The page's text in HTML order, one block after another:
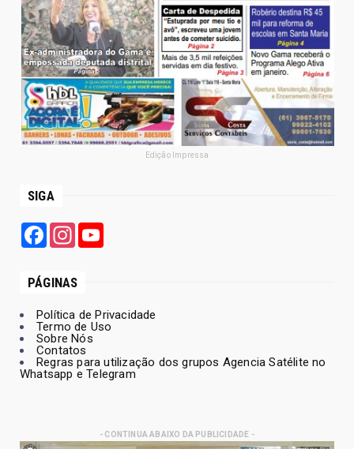
Edição Impressa
SIGA
FacebookInstagram
PÁGINAS
Política de Privacidade
Termo de Uso
Sobre Nós
Contatos
Regras para utilização dos grupos Agencia Satélite no
Whatsapp e Telegram
- CONTINUA ABAIXO DA PUBLICIDADE -